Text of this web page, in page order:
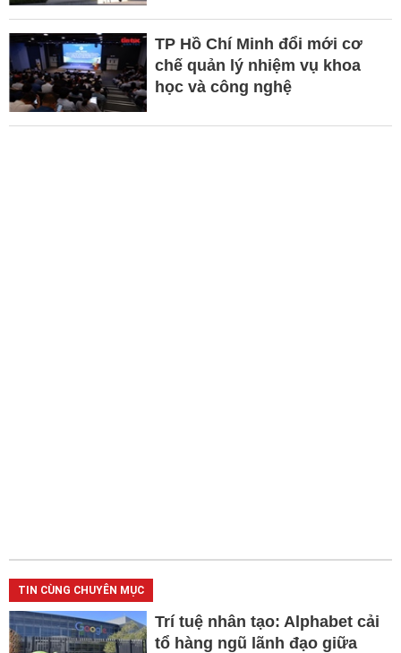
TP Hồ Chí Minh đổi mới cơ
chế quản lý nhiệm vụ khoa
học và công nghệ
TIN CÙNG CHUYÊN MỤC
Trí tuệ nhân tạo: Alphabet cải
tổ hàng ngũ lãnh đạo giữa